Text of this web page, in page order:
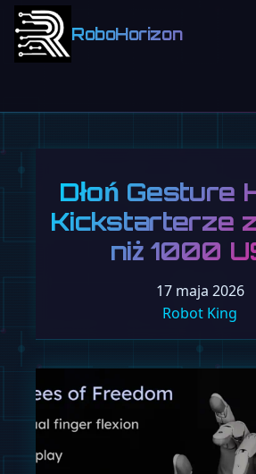
RoboHorizon
Dłoń Gesture
Kickstarterze
niż 1000
17 maja 2026
Robot King